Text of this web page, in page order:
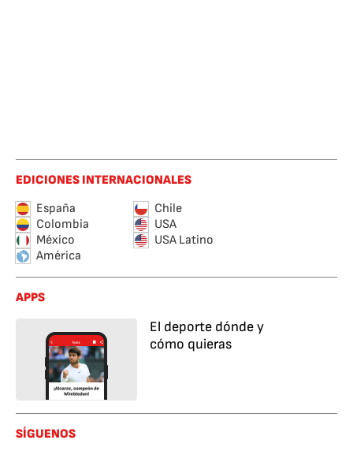
EDICIONES INTERNACIONALES
España
Chile
Colombia
USA
México
USA Latino
América
APPS
El deporte dónde y
cómo quieras
SÍGUENOS